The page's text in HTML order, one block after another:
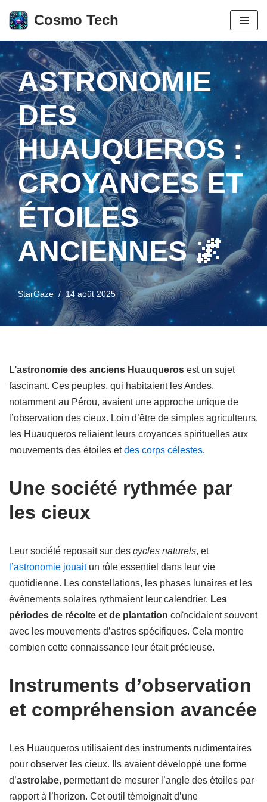
Aller
au
contenu
Cosmo Tech
ASTRONOMIE
DES
HUAUQUEROS :
CROYANCES ET
ÉTOILES
ANCIENNES 🌌
StarGaze 14 août 2025
L’astronomie des anciens Huauqueros est un sujet
fascinant. Ces peuples, qui habitaient les Andes,
notamment au Pérou, avaient une approche unique de
l’observation des cieux. Loin d’être de simples agriculteurs,
les Huauqueros reliaient leurs croyances spirituelles aux
mouvements des étoiles etdes corps célestes.
Une société rythmée par
les cieux
Leur société reposait sur des cycles naturels, et
l’astronomie jouaitun rôle essentiel dans leur vie
quotidienne. Les constellations, les phases lunaires et les
événements solaires rythmaient leur calendrier. Les
périodes de récolte et de plantation coïncidaient souvent
avec les mouvements d’astres spécifiques. Cela montre
combien cette connaissance leur était précieuse.
Instruments d’observation
et compréhension avancée
Les Huauqueros utilisaient des instruments rudimentaires
pour observer les cieux. Ils avaient développé une forme
d’astrolabe, permettant de mesurer l’angle des étoiles par
rapport à l’horizon. Cet outil témoignait d’une